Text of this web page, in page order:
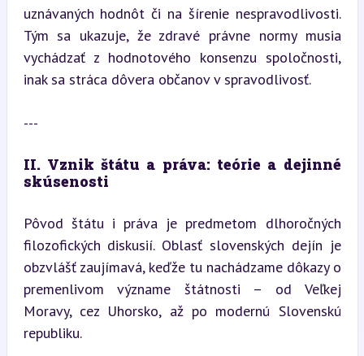
uznávaných hodnôt či na šírenie nespravodlivosti.
Tým sa ukazuje, že zdravé právne normy musia
vychádzať z hodnotového konsenzu spoločnosti,
inak sa stráca dôvera občanov v spravodlivosť.
---
II. Vznik štátu a práva: teórie a dejinné
skúsenosti
Pôvod štátu i práva je predmetom dlhoročných
filozofických diskusií. Oblasť slovenských dejín je
obzvlášť zaujímavá, keďže tu nachádzame dôkazy o
premenlivom význame štátnosti – od Veľkej
Moravy, cez Uhorsko, až po modernú Slovenskú
republiku.